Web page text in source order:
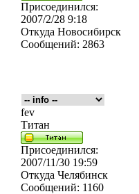
Присоединился:
2007/2/28 9:18
Откуда Новосибирск
Сообщений: 2863
fev
Титан
Присоединился:
2007/11/30 19:59
Откуда Челябинск
Сообщений: 1160